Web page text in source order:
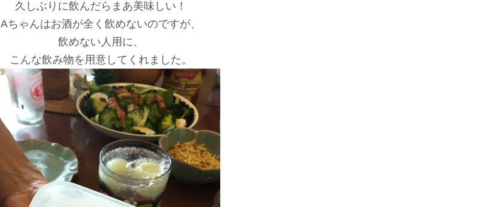
久しぶりに飲んだらまあ美味しい！
Aちゃんはお酒が全く飲めないのですが、
飲めない人用に、
こんな飲み物を用意してくれました。